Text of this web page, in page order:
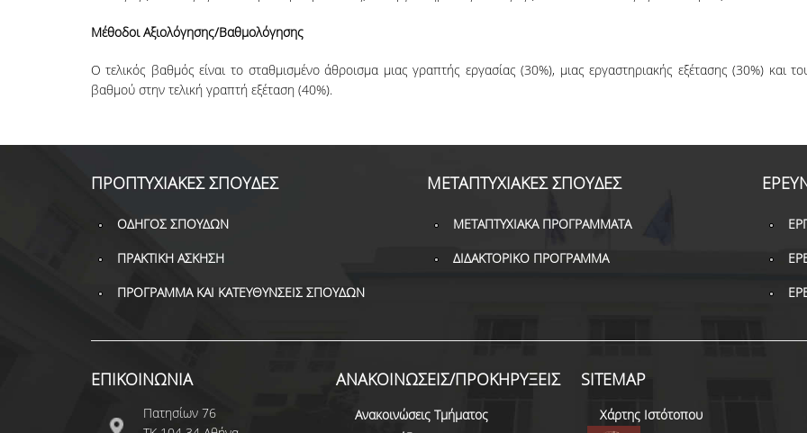
Μέθοδοι Αξιολόγησης/Βαθμολόγησης
Ο τελικός βαθμός είναι το σταθμισμένο άθροισμα μιας γραπτής εργασίας (30%), μιας εργαστηριακής εξέτασης (30%) και
βαθμού στην τελική γραπτή εξέταση (40%).
ΠΡΟΠΤΥΧΙΑΚΕΣ ΣΠΟΥΔΕΣ
ΟΔΗΓΟΣ ΣΠΟΥΔΩΝ
ΠΡΑΚΤΙΚΗ ΑΣΚΗΣΗ
ΠΡΟΓΡΑΜΜΑ ΚΑΙ ΚΑΤΕΥΘΥΝΣΕΙΣ ΣΠΟΥΔΩΝ
ΜΕΤΑΠΤΥΧΙΑΚΕΣ ΣΠΟΥΔΕΣ
ΜΕΤΑΠΤΥΧΙΑΚΑ ΠΡΟΓΡΑΜΜΑΤΑ
ΔΙΔΑΚΤΟΡΙΚΟ ΠΡΟΓΡΑΜΜΑ
ΕΠΙΚΟΙΝΩΝΙΑ
Πατησίων 76
ΑΝΑΚΟΙΝΩΣΕΙΣ/ΠΡΟΚΗΡΥΞΕΙΣ
Ανακοινώσεις Τμήματος
SITEMAP
Χάρτης Ιστότοπου